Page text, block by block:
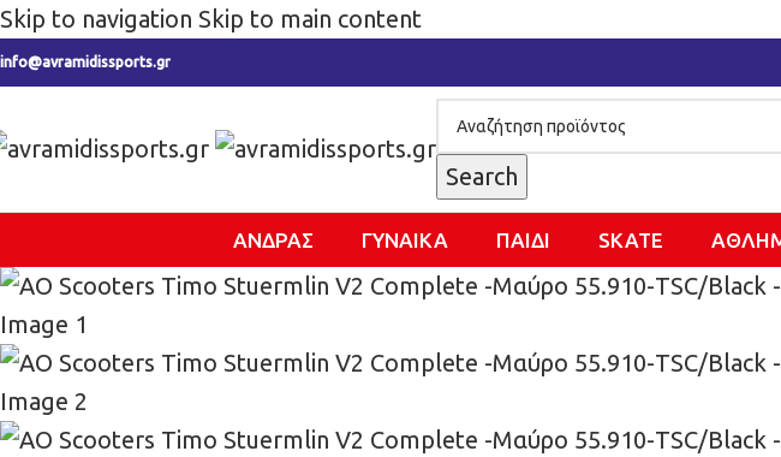
Skip to navigation Skip to main content
info@avramidissports.gr
Search
ΑΝΔΡΑΣ ΓΥΝΑΙΚΑ ΠΑΙΔΙ SKATE